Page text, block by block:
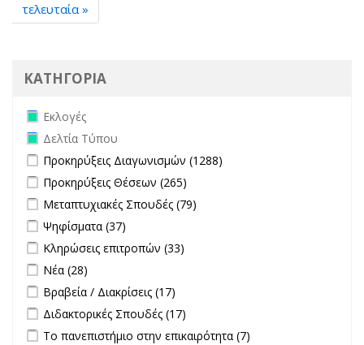
τελευταία »
ΚΑΤΗΓΟΡΙΑ
Remove Εκλογές filter
Εκλογές
Remove Δελτία Τύπου filter
Δελτία Τύπου
Apply Προκηρύξεις Διαγωνισμών filter
Προκηρύξεις Διαγωνισμών (1288)
Apply Προκηρύξεις Θέσεων filter
Προκηρύξεις Θέσεων (265)
Apply Μεταπτυχιακές Σπουδές filter
Μεταπτυχιακές Σπουδές (79)
Apply Ψηφίσματα filter
Ψηφίσματα (37)
Apply Κληρώσεις επιτροπών filter
Κληρώσεις επιτροπών (33)
Apply Νέα filter
Νέα (28)
Apply Βραβεία / Διακρίσεις filter
Βραβεία / Διακρίσεις (17)
Apply Διδακτορικές Σπουδές filter
Διδακτορικές Σπουδές (17)
Apply Το πανεπιστήμιο στην επικαιρότητα filter
Το πανεπιστήμιο στην επικαιρότητα (7)